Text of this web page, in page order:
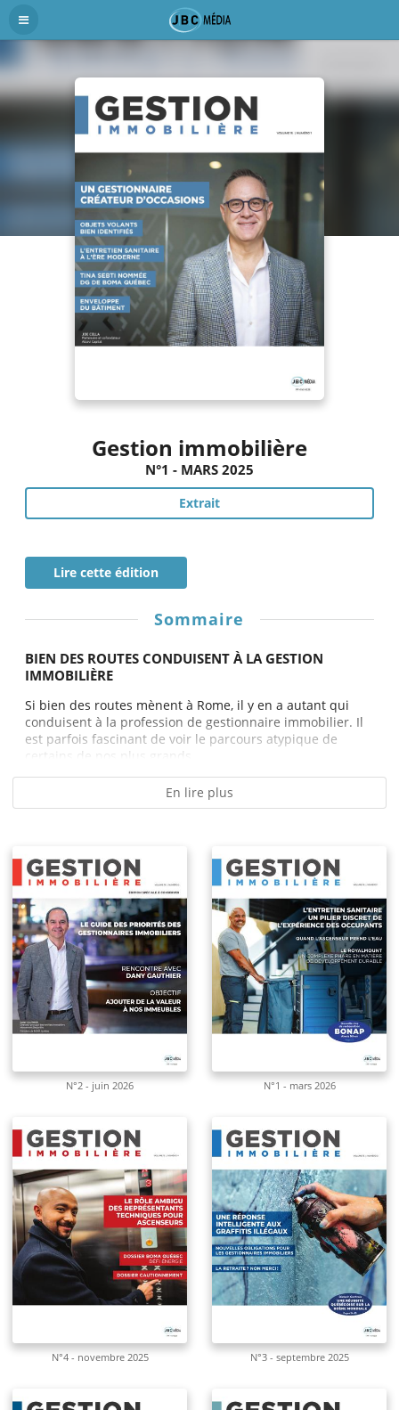
Gestion immobilière
N°1 - MARS 2025
Extrait
Lire cette édition
Sommaire
BIEN DES ROUTES CONDUISENT À LA GESTION
IMMOBILIÈRE
Si bien des routes mènent à Rome, il y en a autant qui
conduisent à la profession de gestionnaire immobilier. Il
est parfois fascinant de voir le parcours atypique de
certains de nos plus grands...
En lire plus
N°2 - juin 2026 N°1 - mars 2026
N°4 - novembre 2025 N°3 - septembre 2025